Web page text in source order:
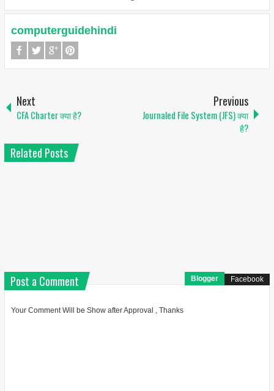
computerguidehindi
Next
CFA Charter क्या है?
Previous
Journaled File System (JFS) क्या
है?
Related Posts
Post a Comment Blogger Facebook
Your Comment Will be Show after Approval , Thanks